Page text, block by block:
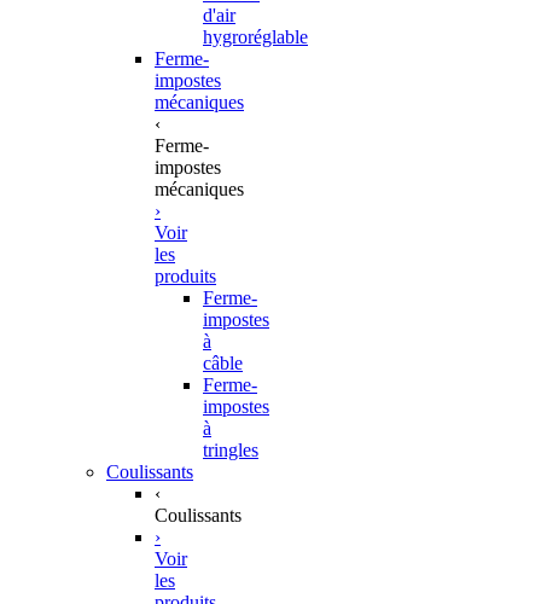
d'air
hygroréglable
Ferme-
impostes
mécaniques
‹
Ferme-
impostes
mécaniques
›
Voir
les
produits
Ferme-
impostes
à
câble
Ferme-
impostes
à
tringles
Coulissants
‹
Coulissants
›
Voir
les